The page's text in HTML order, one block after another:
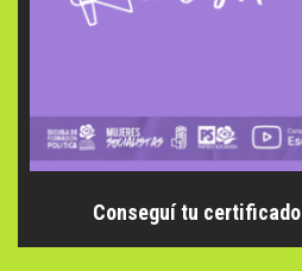
Conseguí tu certificado